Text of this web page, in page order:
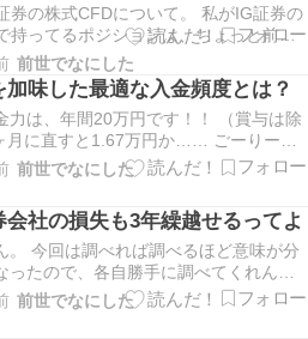
券の株式CFDについて。 私がIG証券の
持ってるポジションは、ちょっと前ま
今はSQQQです。 いずれもショー
もSQQQもインデックスベア3倍ETFで
場がクラッシュしさえしなければどん
下がっていきます。 なの…
前世でなにした
加味した最適な入金頻度とは？
力は、年間20万円です！！ （賞与は除
月に直すと1.67万円か…… ごーりーく
いのに、節約もせんからのぅ うーん、
いのが低所得投資家の辛いところ。 こ
たら”海外送金しているわけです…
前世でなにした
会社の損失も3年繰越せるってよ
。 今回は調べれば調べるほど意味が分
ったので、各自勝手に調べてくれんか
っと長いので結論から書きますと、今
証券会社の損失は繰り越せる？」問題
前世でなにした